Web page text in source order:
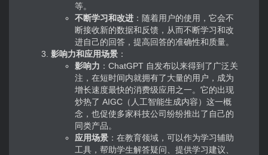
等。
不断学习和改进 ：随着用户的使用，它会不
断接收新的数据和反馈，从而不断学习和改
进自己的回答，提高回答的准确性和质量。
影响力和应用场景 ：
影响力 ：ChatGPT 自发布以来得到了广泛关
注，在短时间内就拥有了大量的用户，成为
增长速度最快的消费级应用之一。它的出现
炒热了 AIGC（人工智能生成内容）这一概
念，也促使多家科技公司纷纷推出了自己的
同类产品。
应用场景 ：在教育领域，可以作为学习辅助
工具，帮助学生解答疑问、提供学习建议、